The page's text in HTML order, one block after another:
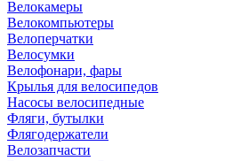
Велокамеры
Велокомпьютеры
Велоперчатки
Велосумки
Велофонари, фары
Крылья для велосипедов
Насосы велосипедные
Фляги, бутылки
Флягодержатели
Велозапчасти